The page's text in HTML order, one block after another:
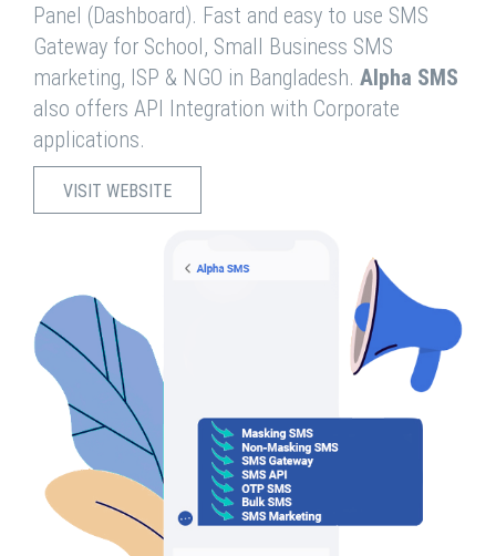
Panel (Dashboard). Fast and easy to use SMS
Gateway for School, Small Business SMS
marketing, ISP & NGO in Bangladesh. Alpha SMS
also offers API Integration with Corporate
applications.
VISIT WEBSITE